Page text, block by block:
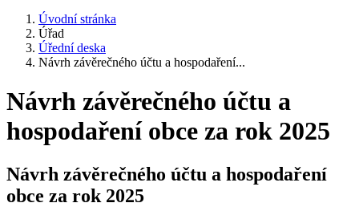
Úvodní stránka
Úřad
Úřední deska
Návrh závěrečného účtu a hospodaření...
Návrh závěrečného účtu a
hospodaření obce za rok 2025
Návrh závěrečného účtu a hospodaření
obce za rok 2025